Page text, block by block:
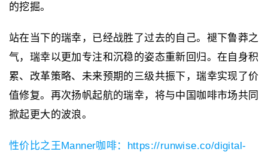
的挖掘。
站在当下的瑞幸，已经战胜了过去的自己。褪下鲁莽之
气，瑞幸以更加专注和沉稳的姿态重新回归。在自身积
累、改革策略、未来预期的三级共振下，瑞幸实现了价
值修复。再次扬帆起航的瑞幸，将与中国咖啡市场共同
掀起更大的波浪。
性价比之王Manner咖啡：https://runwise.co/digital-